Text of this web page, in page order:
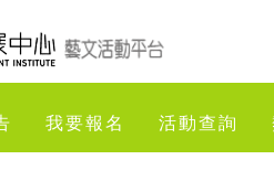
我要報名 活動查詢